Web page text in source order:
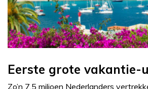
Eerste grote vakantie-
Zo’n 7,5 miljoen Nederlanders